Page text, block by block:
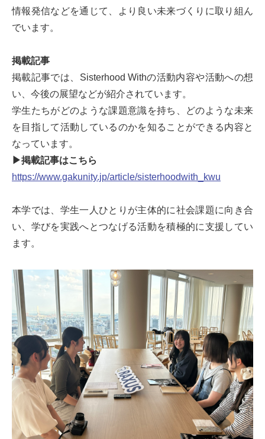
情報発信などを通じて、より良い未来づくりに取り組ん
でいます。
掲載記事
掲載記事では、Sisterhood Withの活動内容や活動への想
い、今後の展望などが紹介されています。
学生たちがどのような課題意識を持ち、どのような未来
を目指して活動しているのかを知ることができる内容と
なっています。
▶掲載記事はこちら
https://www.gakunity.jp/article/sisterhoodwith_kwu
本学では、学生一人ひとりが主体的に社会課題に向き合
い、学びを実践へとつなげる活動を積極的に支援してい
ます。